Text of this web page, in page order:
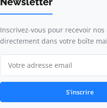
Inscrivez-vous pour recevoir
directement dans votre boîte
S'inscrire